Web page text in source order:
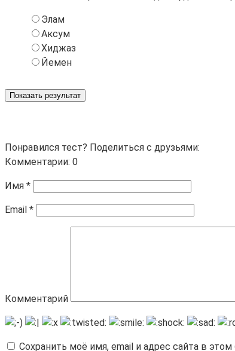
Элам
Аксум
Хиджаз
Йемен
Показать результат
Понравился тест? Поделиться с друзьями:
Комментарии: 0
Имя *
Email *
Комментарий
Сохранить моё имя, email и адрес сайта в